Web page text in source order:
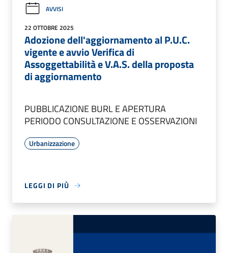
AVVISI
22 OTTOBRE 2025
Adozione dell'aggiornamento al P.U.C.
vigente e avvio Verifica di
Assoggettabilità e V.A.S. della proposta
di aggiornamento
PUBBLICAZIONE BURL E APERTURA
PERIODO CONSULTAZIONE E OSSERVAZIONI
Urbanizzazione
LEGGI DI PIÙ